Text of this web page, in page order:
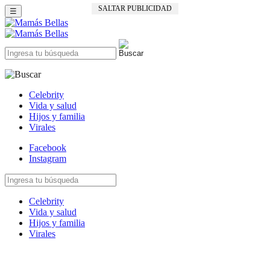
SALTAR PUBLICIDAD
☰
Celebrity
Vida y salud
Hijos y familia
Virales
Facebook
Instagram
Celebrity
Vida y salud
Hijos y familia
Virales